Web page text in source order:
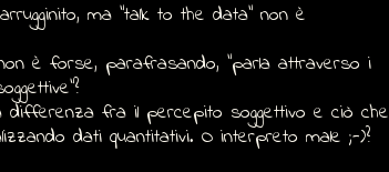
ma "talk to the data" non è
è forse, parafrasando, "parla attraverso i
differenza fra il percepito soggettivo e ciò che
dati quantitativi. O interpreto male ;-)?